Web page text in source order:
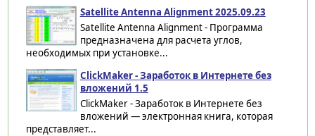
Satellite Antenna Alignment 2025.09.23
Satellite Antenna Alignment - Программа
предназначена для расчета углов,
необходимых при установке...
ClickMaker - Заработок в Интернете без
вложений 1.5
ClickMaker - Заработок в Интернете без
вложений — электронная книга, которая
представляет...